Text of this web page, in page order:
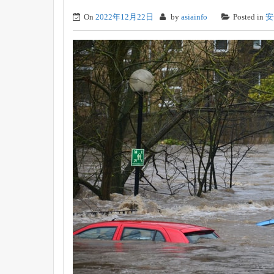
On 2022年12月22日 by asiainfo Posted in